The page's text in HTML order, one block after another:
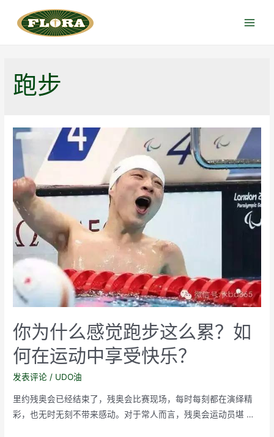
跑步
你为什么感觉跑步这么累？如
何在运动中享受快乐？
发表评论 / UDO油
里约残奥会已经结束了，残奥会比赛现场，每时每刻都在演绎精
彩，也无时无刻不带来感动。对于常人而言，残奥会运动员堪 …